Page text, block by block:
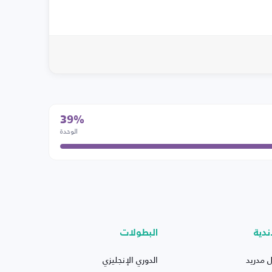
39%
الوحدة
مدريد
البطولات
الدوري الإنجليزي